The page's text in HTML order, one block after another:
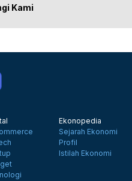
Kami
Ekonopedia
Sejarah Ekonomi
Profil
Istilah Ekonomi